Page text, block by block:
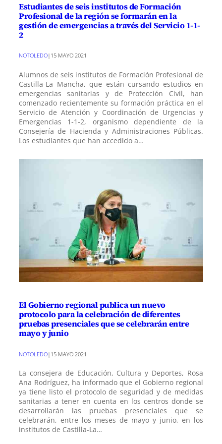
Estudiantes de seis institutos de Formación
Profesional de la región se formarán en la
gestión de emergencias a través del Servicio 1-1-
2
NOTOLEDO| 15 MAYO 2021
Alumnos de seis institutos de Formación Profesional de
Castilla-La Mancha, que están cursando estudios en
emergencias sanitarias y de Protección Civil, han
comenzado recientemente su formación práctica en el
Servicio de Atención y Coordinación de Urgencias y
Emergencias 1-1-2, organismo dependiente de la
Consejería de Hacienda y Administraciones Públicas.
Los estudiantes que han accedido a…
El Gobierno regional publica un nuevo
protocolo para la celebración de diferentes
pruebas presenciales que se celebrarán entre
mayo y junio
NOTOLEDO| 15 MAYO 2021
La consejera de Educación, Cultura y Deportes, Rosa
Ana Rodríguez, ha informado que el Gobierno regional
ya tiene listo el protocolo de seguridad y de medidas
sanitarias a tener en cuenta en los centros donde se
desarrollarán las pruebas presenciales que se
celebrarán, entre los meses de mayo y junio, en los
institutos de Castilla-La…